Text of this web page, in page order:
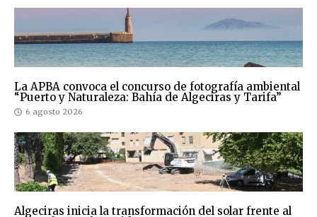
La APBA convoca el concurso de fotografía ambiental
“Puerto y Naturaleza: Bahía de Algeciras y Tarifa”
6 agosto 2026
Algeciras inicia la transformación del solar frente al